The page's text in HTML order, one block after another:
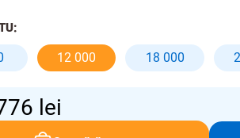
12 000 18 000
lei